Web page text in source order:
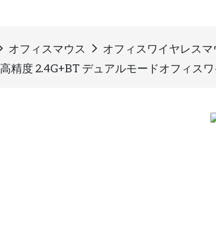
オフィスマウス
オフィスワイヤレスマ
精度 2.4G+BT デュアルモードオフィス